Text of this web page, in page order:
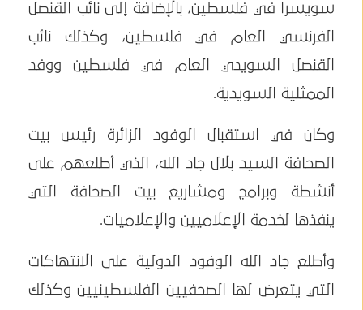
سويسرا في فلسطين، بالإضافة إلى نائب القنصل
الفرنسي العام في فلسطين، وكذلك نائب
القنصل السويدي العام في فلسطين ووفد
الممثلية السويدية.
وكان في استقبال الوفود الزائرة رئيس بيت
الصحافة السيد بلال جاد الله، الذي أطلعهم على
أنشطة وبرامج ومشاريع بيت الصحافة التي
ينفذها لخدمة الإعلاميين والإعلاميات.
وأطلع جاد الله الوفود الدولية على الانتهاكات
التي يتعرض لها الصحفيين الفلسطينيين وكذلك